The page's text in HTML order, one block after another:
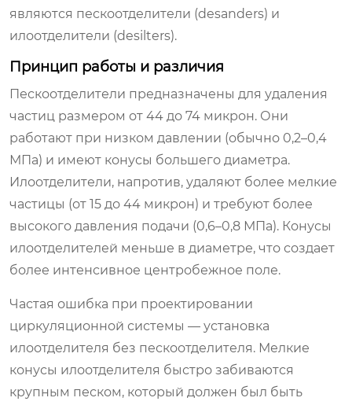
являются пескоотделители (desanders) и
илоотделители (desilters).
Принцип работы и различия
Пескоотделители предназначены для удаления
частиц размером от 44 до 74 микрон. Они
работают при низком давлении (обычно 0,2–0,4
МПа) и имеют конусы большего диаметра.
Илоотделители, напротив, удаляют более мелкие
частицы (от 15 до 44 микрон) и требуют более
высокого давления подачи (0,6–0,8 МПа). Конусы
илоотделителей меньше в диаметре, что создает
более интенсивное центробежное поле.
Частая ошибка при проектировании
циркуляционной системы — установка
илоотделителя без пескоотделителя. Мелкие
конусы илоотделителя быстро забиваются
крупным песком, который должен был быть